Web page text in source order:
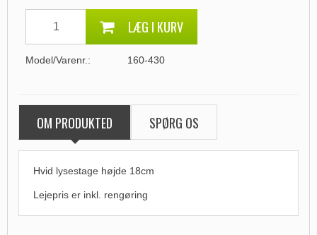
LÆG I KURV
Model/Varenr.: 160-430
OM PRODUKTED SPØRG OS
Hvid lysestage højde 18cm
Lejepris er inkl. rengøring